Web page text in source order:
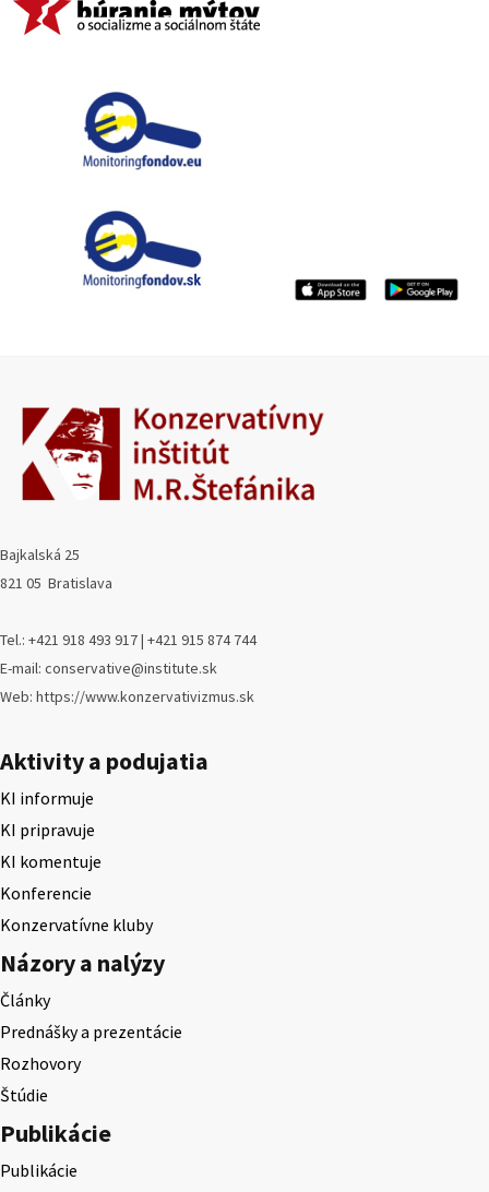
Bajkalská 25
821 05 Bratislava
Tel.: +421 918 493 917 | +421 915 874 744
E-mail: conservative@institute.sk
Web: https://www.konzervativizmus.sk
Aktivity a podujatia
KI informuje
KI pripravuje
KI komentuje
Konferencie
Konzervatívne kluby
Názory a nalýzy
Články
Prednášky a prezentácie
Rozhovory
Štúdie
Publikácie
Publikácie